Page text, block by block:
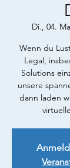
Di., 04.
Wenn du
Legal,
Solutions
unsere
dann laden